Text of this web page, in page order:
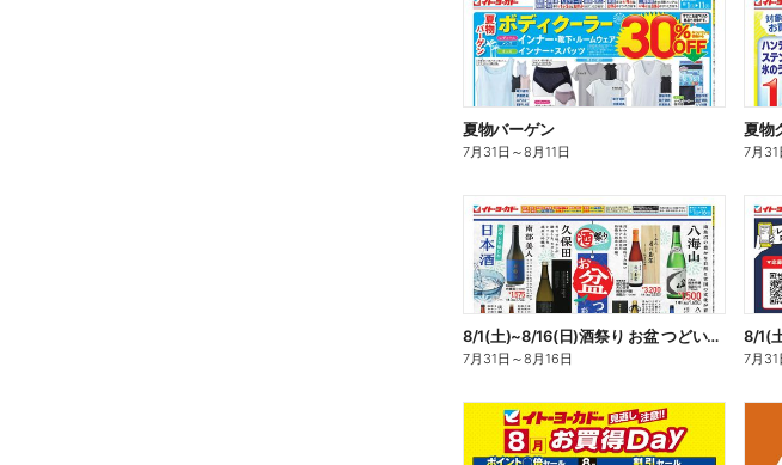
夏物バーゲン
7月31日 ～8月11日
夏物
7月31
8/1(土)~8/16(日)酒祭り お盆 つどいを彩るお酒
7月31日 ～8月16日
8/1(
7月31